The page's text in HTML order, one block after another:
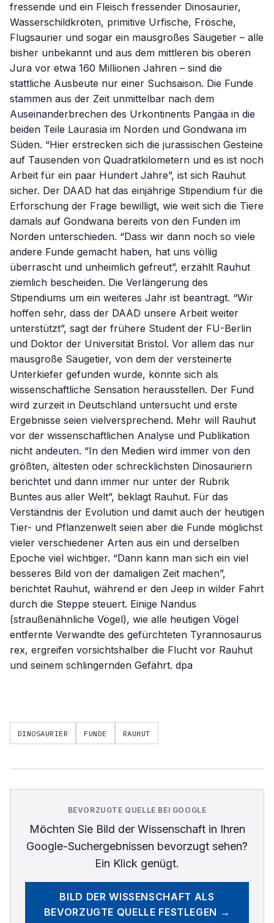
fressende und ein Fleisch fressender Dinosaurier,
Wasserschildkröten, primitive Urfische, Frösche,
Flugsaurier und sogar ein mausgroßes Säugetier – alle
bisher unbekannt und aus dem mittleren bis oberen
Jura vor etwa 160 Millionen Jahren – sind die
stattliche Ausbeute nur einer Suchsaison. Die Funde
stammen aus der Zeit unmittelbar nach dem
Auseinanderbrechen des Urkontinents Pangäa in die
beiden Teile Laurasia im Norden und Gondwana im
Süden. “Hier erstrecken sich die jurassischen Gesteine
auf Tausenden von Quadratkilometern und es ist noch
Arbeit für ein paar Hundert Jahre”, ist sich Rauhut
sicher. Der DAAD hat das einjährige Stipendium für die
Erforschung der Frage bewilligt, wie weit sich die Tiere
damals auf Gondwana bereits von den Funden im
Norden unterschieden. “Dass wir dann noch so viele
andere Funde gemacht haben, hat uns völlig
überrascht und unheimlich gefreut”, erzählt Rauhut
ziemlich bescheiden. Die Verlängerung des
Stipendiums um ein weiteres Jahr ist beantragt. “Wir
hoffen sehr, dass der DAAD unsere Arbeit weiter
unterstützt”, sagt der frühere Student der FU-Berlin
und Doktor der Universität Bristol. Vor allem das nur
mausgroße Säugetier, von dem der versteinerte
Unterkiefer gefunden wurde, könnte sich als
wissenschaftliche Sensation herausstellen. Der Fund
wird zurzeit in Deutschland untersucht und erste
Ergebnisse seien vielversprechend. Mehr will Rauhut
vor der wissenschaftlichen Analyse und Publikation
nicht andeuten. “In den Medien wird immer von den
größten, ältesten oder schrecklichsten Dinosauriern
berichtet und dann immer nur unter der Rubrik
Buntes aus aller Welt”, beklagt Rauhut. Für das
Verständnis der Evolution und damit auch der heutigen
Tier- und Pflanzenwelt seien aber die Funde möglichst
vieler verschiedener Arten aus ein und derselben
Epoche viel wichtiger. “Dann kann man sich ein viel
besseres Bild von der damaligen Zeit machen”,
berichtet Rauhut, während er den Jeep in wilder Fahrt
durch die Steppe steuert. Einige Nandus
(straußenähnliche Vögel), wie alle heutigen Vögel
entfernte Verwandte des gefürchteten Tyrannosaurus
rex, ergreifen vorsichtshalber die Flucht vor Rauhut
und seinem schlingernden Gefährt. dpa
DINOSAURIER FUNDE RAUHUT
BEVORZUGTE QUELLE BEI GOOGLE
Möchten Sie Bild der Wissenschaftin Ihren
Google-Suchergebnissen bevorzugt sehen?
Ein Klick genügt.
BILD DER WISSENSCHAFT ALS
BEVORZUGTE QUELLE FESTLEGEN →